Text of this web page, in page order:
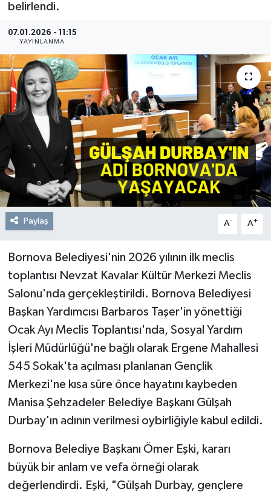
belirlendi.
07.01.2026 - 11:15
YAYINLANMA
Paylaş A- A+
Bornova Belediyesi'nin 2026 yılının ilk meclis
toplantısı Nevzat Kavalar Kültür Merkezi Meclis
Salonu'nda gerçekleştirildi. Bornova Belediyesi
Başkan Yardımcısı Barbaros Taşer'in yönettiği
Ocak Ayı Meclis Toplantısı'nda, Sosyal Yardım
İşleri Müdürlüğü'ne bağlı olarak Ergene Mahallesi
545 Sokak'ta açılması planlanan Gençlik
Merkezi'ne kısa süre önce hayatını kaybeden
Manisa Şehzadeler Belediye Başkanı Gülşah
Durbay'ın adının verilmesi oybirliğiyle kabul edildi.
Bornova Belediye Başkanı Ömer Eşki, kararı
büyük bir anlam ve vefa örneği olarak
değerlendirdi. Eşki, "Gülşah Durbay, gençlere
Röportajlar